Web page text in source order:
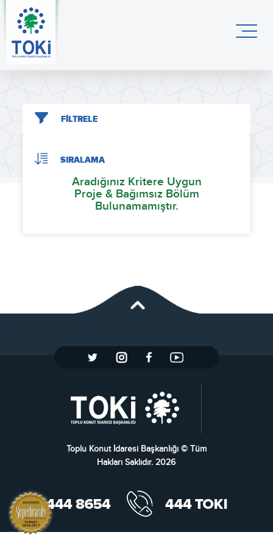
FİLTRELE
SIRALAMA
Aradığınız Kritere Uygun
Proje & Bağımsız Bölüm
Bulunamamıştır.
Toplu Konut İdaresi Başkanlığı © Tüm
Hakları Saklıdır. 2026